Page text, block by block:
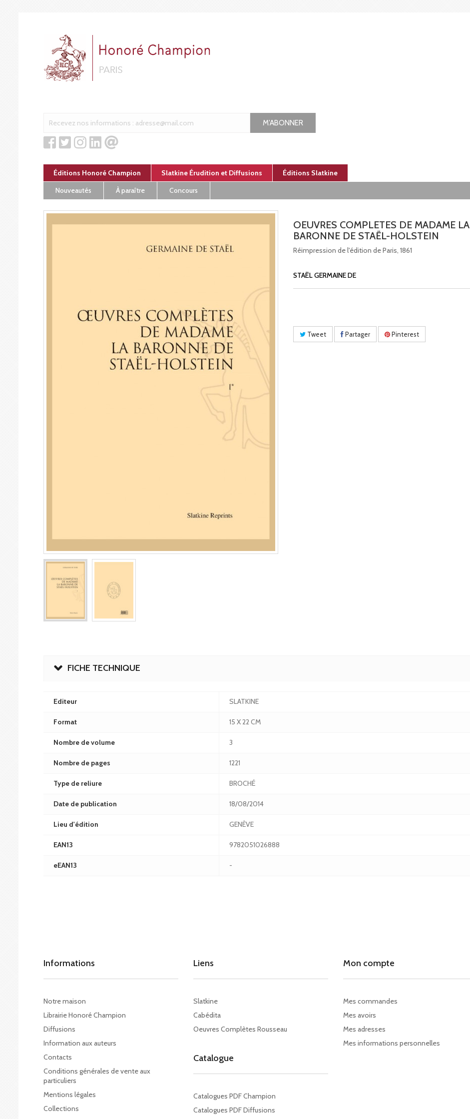
M'ABONNER
Éditions Honoré Champion Slatkine Érudition et Diffusions Éditions Slatkine
Nouveautés
À paraître Concours
OEUVRES COMPLETES DE MADAME LA
BARONNE DE STAËL-HOLSTEIN
Réimpression de l'édition de Paris, 1861
STAËL GERMAINE DE
Tweet Partager Pinterest
FICHE TECHNIQUE
Editeur SLATKINE
Format 15 X 22 CM
Nombre de volume 3
Nombre de pages 1221
Type de reliure BROCHÉ
Date de publication 18/08/2014
Lieu d'édition GENÈVE
EAN13 9782051026888
eEAN13 -
Informations
Notre maison
Librairie Honoré Champion
Diffusions
Information aux auteurs
Contacts
Conditions générales de vente aux
particuliers
Mentions légales
Collections
Liens
Slatkine
Cabédita
Oeuvres Complètes Rousseau
Catalogue
Catalogues PDF Champion
Catalogues PDF Diffusions
Mon compte
Mes commandes
Mes avoirs
Mes adresses
Mes informations personnelles